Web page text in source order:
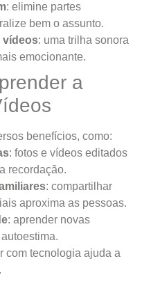
: elimine partes
bem o assunto.
vídeos: uma trilha sonora
emocionante.
a
benefícios, como:
: fotos e vídeos editados
recordação.
: compartilhar
aproxima as pessoas.
: aprender novas
com tecnologia ajuda a